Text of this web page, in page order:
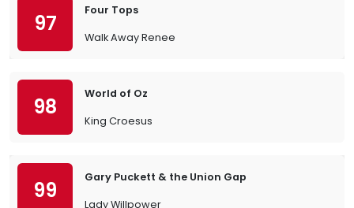
97
Four Tops
Walk Away Renee
98
World of Oz
King Croesus
99
Gary Puckett & the Union Gap
Lady Willpower